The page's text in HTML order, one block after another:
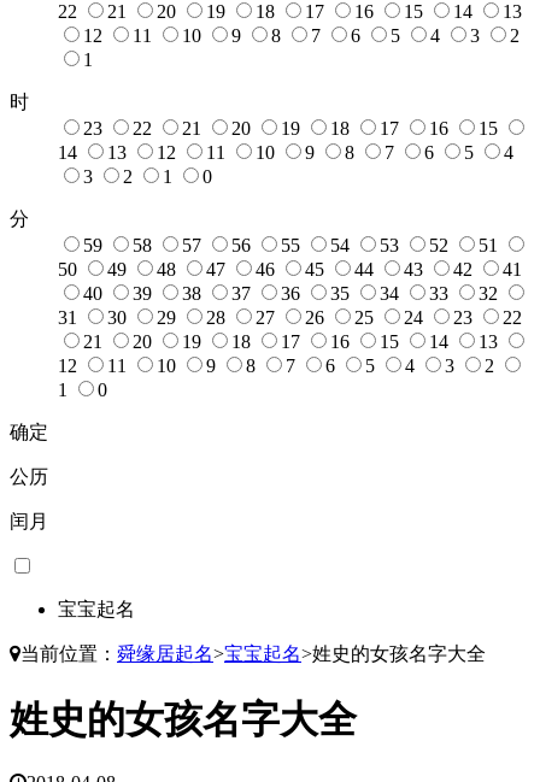
22
21 20 19 18 17 16 15 14
13
12
11 10 9 8 7 6 5 4 3
2
1
时
23
22 21 20 19 18 17 16
15
14
13 12 11 10 9 8 7 6 5
4
3
2 1 0
分
59
58 57 56 55 54 53 52
51
50
49 48 47 46 45 44 43 42
41
40
39 38 37 36 35 34 33
32
31
30 29 28 27 26 25 24 23
22
21
20 19 18 17 16 15 14
13
12
11 10 9 8 7 6 5 4 3
2
1
0
确定
公历
闰月
宝宝起名
当前位置： 舜缘居起名>宝宝起名>姓史的女孩名字大全
姓史的女孩名字大全